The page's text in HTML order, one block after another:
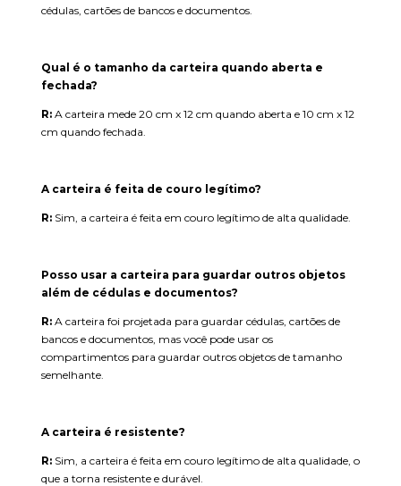
cédulas, cartões de bancos e documentos.
Qual é o tamanho da carteira quando aberta e
fechada?
R: A carteira mede 20 cm x 12 cm quando aberta e 10 cm x 12
cm quando fechada.
A carteira é feita de couro legítimo?
R: Sim, a carteira é feita em couro legítimo de alta qualidade.
Posso usar a carteira para guardar outros objetos
além de cédulas e documentos?
R: A carteira foi projetada para guardar cédulas, cartões de
bancos e documentos, mas você pode usar os
compartimentos para guardar outros objetos de tamanho
semelhante.
A carteira é resistente?
R: Sim, a carteira é feita em couro legítimo de alta qualidade, o
que a torna resistente e durável.